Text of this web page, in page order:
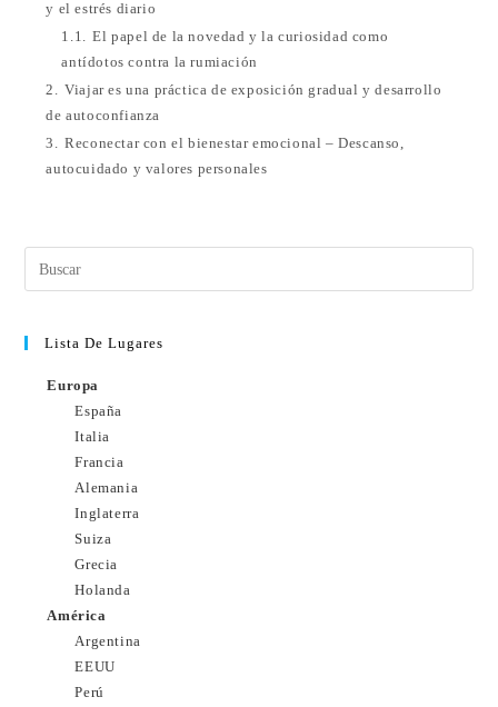
y el estrés diario
1.1. El papel de la novedad y la curiosidad como
antídotos contra la rumiación
2. Viajar es una práctica de exposición gradual y desarrollo
de autoconfianza
3. Reconectar con el bienestar emocional – Descanso,
autocuidado y valores personales
Lista De Lugares
Europa
España
Italia
Francia
Alemania
Inglaterra
Suiza
Grecia
Holanda
América
Argentina
EEUU
Perú